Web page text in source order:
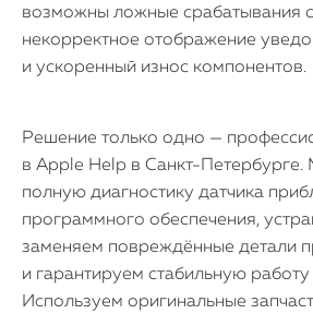
возможны ложные срабатывания
некорректное отображение
и ускоренный износ компонентов.
Решение только одно —
в Apple Help в Санкт-
полную диагностику датчика
программного обеспечения,
заменяем повреждённые детали
и гарантируем стабильную работу
Используем оригинальные